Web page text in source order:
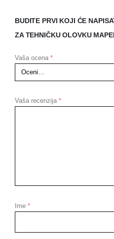
BUDITE PRVI KOJI ĆE
ZA TEHNIČKU OLOVKU
Vaša ocena *
Vaša recenzija *
Ime *